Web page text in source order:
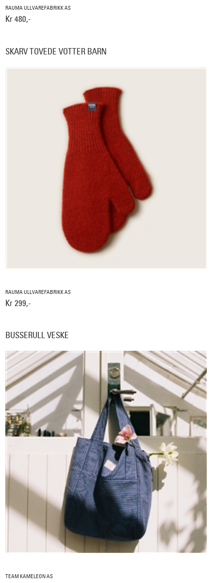
RAUMA ULLVAREFABRIKK AS
Kr 480,-
SKARV TOVEDE VOTTER BARN
RAUMA ULLVAREFABRIKK AS
Kr 299,-
BUSSERULL VESKE
TEAM KAMELEON AS